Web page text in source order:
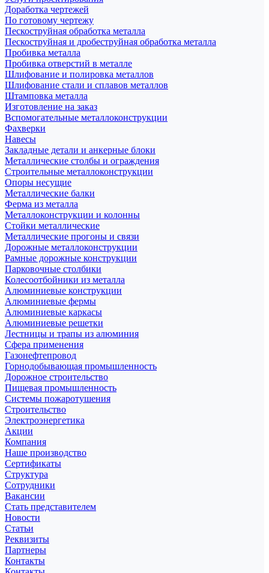
Доработка чертежей
По готовому чертежу
Пескоструйная обработка металла
Пескоструйная и дробеструйная обработка металла
Пробивка металла
Пробивка отверстий в металле
Шлифование и полировка металлов
Шлифование стали и сплавов металлов
Штамповка металла
Изготовление на заказ
Вспомогательные металлоконструкции
Фахверки
Навесы
Закладные детали и анкерные блоки
Металлические столбы и ограждения
Строительные металлоконструкции
Опоры несущие
Металлические балки
Ферма из металла
Металлоконструкции и колонны
Стойки металлические
Металлические прогоны и связи
Дорожные металлоконструкции
Рамные дорожные конструкции
Парковочные столбики
Колесоотбойники из металла
Алюминиевые конструкции
Алюминиевые фермы
Алюминиевые каркасы
Алюминиевые решетки
Лестницы и трапы из алюминия
Сфера применения
Газонефтепровод
Горнодобывающая промышленность
Дорожное строительство
Пищевая промышленность
Системы пожаротушения
Строительство
Электроэнергетика
Акции
Компания
Наше производство
Сертификаты
Структура
Сотрудники
Вакансии
Стать представителем
Новости
Статьи
Реквизиты
Партнеры
Контакты